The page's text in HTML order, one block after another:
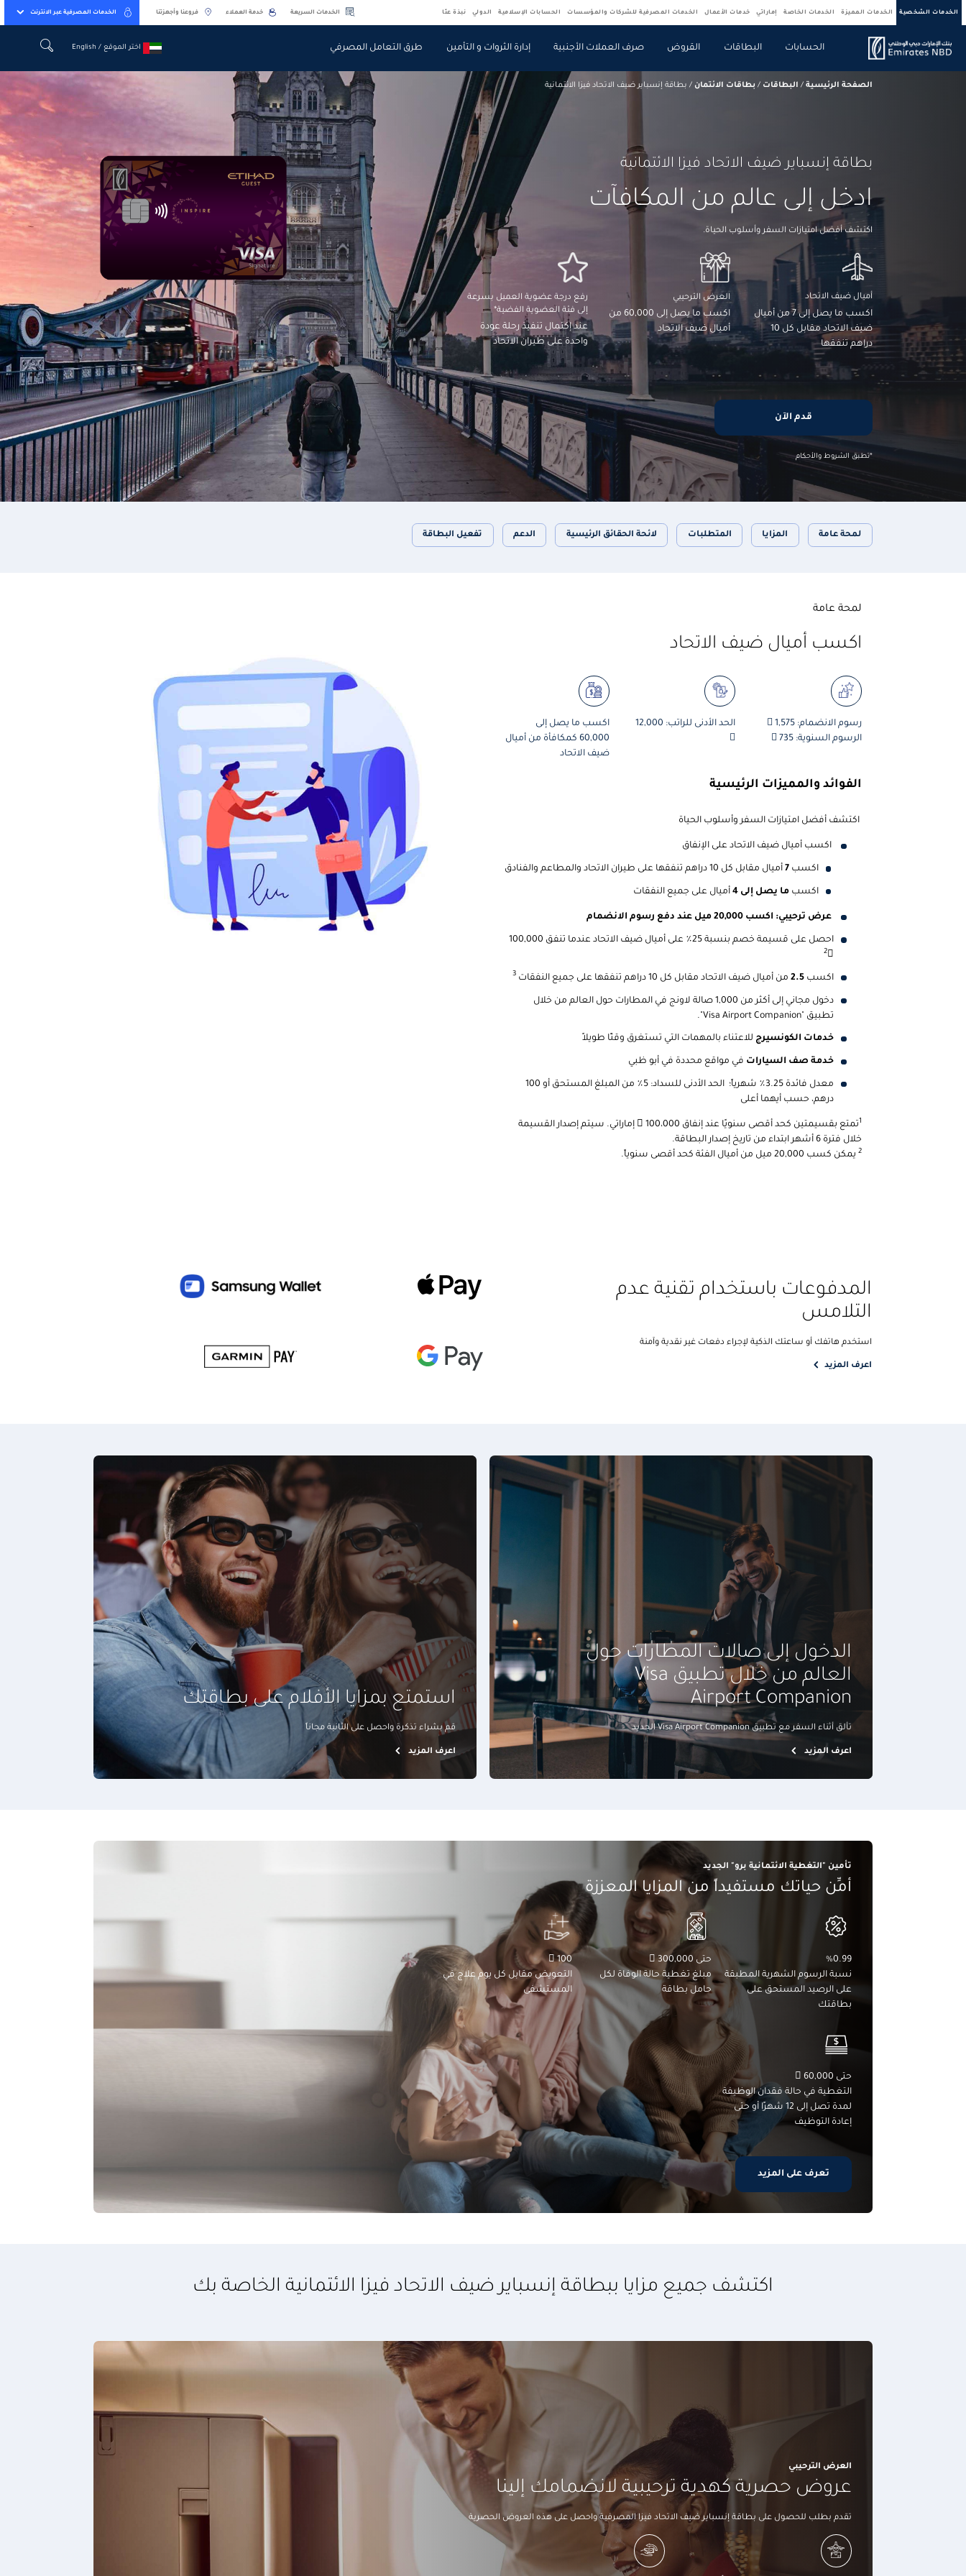
الخدمات الشخصية الخدمات المميزة الخدمات الخاصة إماراتي خدمات الأعمال الخدمات المصرفية للشركات والمؤسسات الحسابات الإسلامية الدولي نبذة عنّا الخدمات السريعة خدمة العملاء فروعنا وأجهزتنا الخدمات المصرفية عبر الانترنت
الحسابات البطاقات القروض صرف العملات الأجنبية إدارة الثروات و التأمين طرق التعامل المصرفي
اختر الموقع / English
اختر الموقع / English
الصفحة الرئيسية / البطاقات / بطاقات الائتمان / بطاقة إنسباير ضيف الاتحاد فيزا الائتمانية
بطاقة إنسباير ضيف الاتحاد فيزا الائتمانية
ادخل إلى عالم من المكافآت
اكتشف أفضل امتيازات السفر وأسلوب الحياة.
أميال ضيف الاتحاد
اكسب ما يصل إلى 7 من أميال
ضيف الاتحاد مقابل كل 10
دراهم تنفقها
العرض الترحيبي
اكسب ما يصل إلى 60,000 من
أميال ضيف الاتحاد
رفع درجة عضوية العميل بسرعة
إلى فئة العضوية الفضية*
عند إكتمال تنفيذ رحلة عودة
واحدة على طيران الاتحاد
قدم الآن
*تطبق الشروط والأحكام
لمحة عامة المزايا المتطلبات لائحة الحقائق الرئيسية الدعم تفعيل البطاقة
لمحة عامة
اكسب أميال ضيف الاتحاد
رسوم الانضمام: 1,575 
الرسوم السنوية: 735 
الحد الأدنى للراتب: 12,000

اكسب ما يصل إلى
60,000 كمكافأة من أميال
ضيف الاتحاد
الفوائد والمميزات الرئيسية
اكتشف أفضل امتيازات السفر وأسلوب الحياة
اكسب أميال ضيف الاتحاد على الإنفاق
اكسب7 أميال مقابل كل 10 دراهم تنفقها على طيران الاتحاد والمطاعم والفنادق
اكسب ما يصل إلى 4 أميال على جميع النفقات
عرض ترحيبي: اكسب 20,000 ميل عند دفع رسوم الانضمام
احصل على قسيمة خصم بنسبة 25٪ على أميال ضيف الاتحاد عندما تنفق 100,000

2
اكسب 2.5من أميال ضيف الاتحاد مقابل كل 10 دراهم تنفقها على جميع النفقات 3
دخول مجاني إلى أكثر من 1,000 صالة لاونج في المطارات حول العالم من خلال
تطبيق "Visa Airport Companion".
خدمات الكونسيرج للاعتناء بالمهمات التي تستغرق وقتًا طويلاً
خدمة صف السيارات في مواقع محددة في أبو ظبي
معدل فائدة 3.25٪ شهرياً؛ الحد الأدنى للسداد: 5٪ من المبلغ المستحق أو 100
درهم، حسب أيهما أعلى
1
تمتع بقسيمتين كحد أقصى سنويًا عند إنفاق 100،000  إماراتي. سيتم إصدار القسيمة
خلال فترة 6 أشهر ابتداء من تاريخ إصدار البطاقة.
2يمكن كسب 20,000 ميل من أميال الفئة كحد أقصى سنوياً.
المدفوعات باستخدام تقنية عدم
التلامس
استخدم هاتفك أو ساعتك الذكية لإجراء دفعات غير نقدية وآمنة
اعرف المزيد
الدخول إلى صالات المطارات حول
العالم من خلال تطبيق Visa
Airport Companion
تألق أثناء السفر مع تطبيق Visa Airport Companion الجديد
اعرف المزيد
استمتع بمزايا الأفلام على بطاقتك
قم بشراء تذكرة واحصل على الثانية مجاناً
اعرف المزيد
تأمين "التغطية الائتمانية برو" الجديد
أمِّن حياتك مستفيداً من المزايا المعززة
%0.99
نسبة الرسوم الشهرية المطبقة
على الرصيد المستحق على
بطاقتك
حتى 300,000 
مبلغ تغطية حالة الوفاة لكل
حامل بطاقة
100 
التعويض مقابل كل يوم علاج في
المستشفى
حتى 60,000 
التغطية في حالة فقدان الوظيفة
لمدة تصل إلى 12 شهرًا أو حتى
إعادة التوظيف
تعرف على المزيد
اكتشف جميع مزايا ببطاقة إنسباير ضيف الاتحاد فيزا الائتمانية الخاصة بك
العرض الترحيبي
عروض حصرية كهدية ترحيبية لانضمامك إلينا
تقدم بطلب للحصول على بطاقة إنسباير ضيف الاتحاد فيزا المصرفية واحصل على هذه العروض الحصرية